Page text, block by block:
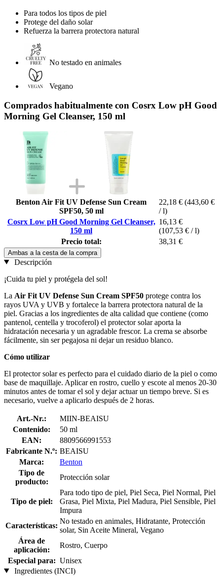
Para todos los tipos de piel
Protege del daño solar
Refuerza la barrera protectora natural
No testado en animales
Vegano
Comprados habitualmente con Cosrx Low pH Good
Morning Gel Cleanser, 150 ml
Benton Air Fit UV Defense Sun Cream
SPF50, 50 ml
22,18 € (443,60 €
/ l)
Cosrx Low pH Good Morning Gel Cleanser,
150 ml
16,13 €
(107,53 € / l)
Precio total:
38,31 €
Ambas a la cesta de la compra
Descripción
¡Cuida tu piel y protégela del sol!
La Air Fit UV Defense Sun Cream SPF50 protege contra los
rayos UVA y UVB y fortalece la barrera protectora natural de la
piel. Gracias a los ingredientes de alta calidad que contiene (como
pantenol, centella y trocoferol) el protector solar aporta la
hidratación necesaria y un agradable frescor. La crema se absorbe
fácilmente, sin ser pegajosa ni dejar un residuo blanco.
Cómo utilizar
El protector solar es perfecto para el cuidado diario de la piel o como
base de maquillaje. Aplicar en rostro, cuello y escote al menos 20-30
minutos antes de tomar el sol y dejar actuar un tiempo breve. Si es
necesario, vuelve a aplicarlo después de 2 horas.
Art.-Nr.:
MIIN-BEAISU
Contenido:
50 ml
EAN:
8809566991553
Fabricante N.º: BEAISU
Marca:
Benton
Tipo de
producto:
Protección solar
Tipo de piel:
Para todo tipo de piel, Piel Seca, Piel Normal, Piel
Grasa, Piel Mixta, Piel Madura, Piel Sensible, Piel
Impura
Características:
No testado en animales, Hidratante, Protección
solar, Sin Aceite Mineral, Vegano
Área de
aplicación:
Rostro, Cuerpo
Especial para: Unisex
Ingredientes (INCI)